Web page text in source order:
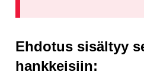
Ehdotus sisältyy
hankkeisiin: